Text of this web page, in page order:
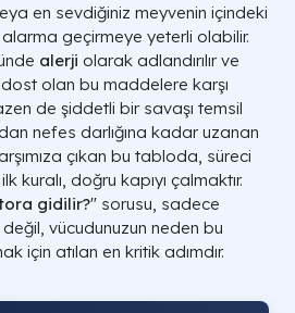
en sevdiğiniz meyvenin içindeki
geçirmeye yeterli olabilir.
alerji olarak adlandırılır ve
olan bu maddelere karşı
de şiddetli bir savaşı temsil
nefes darlığına kadar uzanan
çıkan bu tabloda, süreci
kuralı, doğru kapıyı çalmaktır.
gidilir?" sorusu, sadece
vücudunuzun neden bu
için atılan en kritik adımdır.